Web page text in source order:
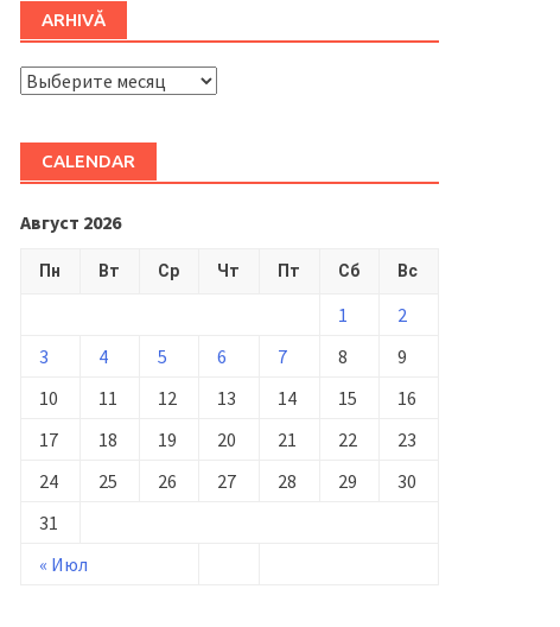
ARHIVĂ
ARHIVĂ
CALENDAR
Август 2026
Пн Вт Ср Чт Пт Сб Вс
« Июл
1
2
3
4 5 6 7 8
9
10
11 12 13 14 15
16
17
18 19 20 21 22
23
24
25 26 27 28 29
30
31